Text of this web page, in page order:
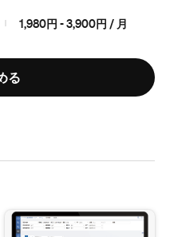
1,980円 - 3,900円 / 月
る